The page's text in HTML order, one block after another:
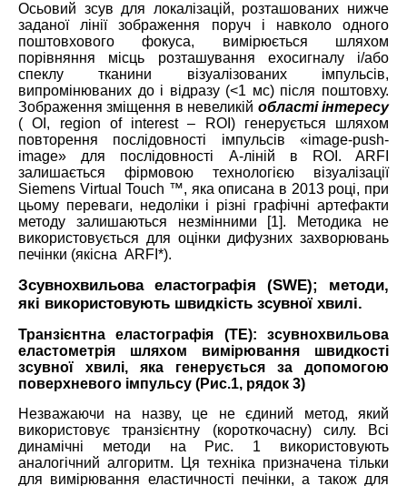
Осьовий зсув для локалізацій, розташованих нижче
заданої лінії зображення поруч і навколо одного
поштовхового фокуса, вимірюється шляхом
порівняння місць розташування ехосигналу і/або
спеклу тканини візуалізованих імпульсів,
випромінюваних до і відразу (<1 мс) після поштовху.
Зображення зміщення в невеликій області інтересу
( ОІ, region of interest – ROI) генерується шляхом
повторення послідовності імпульсів «image-push-
image» для послідовності A-ліній в ROI. ARFI
залишається фірмовою технологією візуалізації
Siemens Virtual Touch ™, яка описана в 2013 році, при
цьому переваги, недоліки і різні графічні артефакти
методу залишаються незмінними [1]. Методика не
використовується для оцінки дифузних захворювань
печінки (якісна ARFI*).
Зсувнохвильова еластографія (SWE); методи,
які використовують швидкість зсувної хвилі.
Транзієнтна еластографія (ТЕ): зсувнохвильова
еластометрія шляхом вимірювання швидкості
зсувної хвилі, яка генерується за допомогою
поверхневого імпульсу (Рис.1, рядок 3)
Незважаючи на назву, це не єдиний метод, який
використовує транзієнтну (короткочасну) силу. Всі
динамічні методи на Рис. 1 використовують
аналогічний алгоритм. Ця техніка призначена тільки
для вимірювання еластичності печінки, а також для